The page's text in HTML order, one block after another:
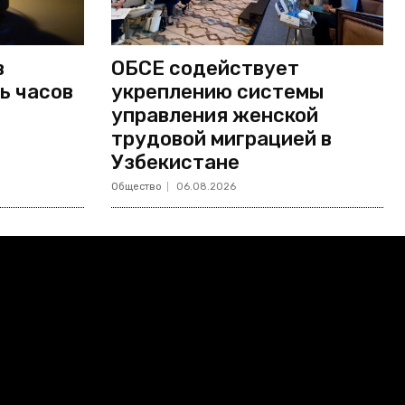
часов
ОБСЕ содействует
укреплению системы
управления женской
трудовой миграцией в
Узбекистане
Общество 06.08.2026